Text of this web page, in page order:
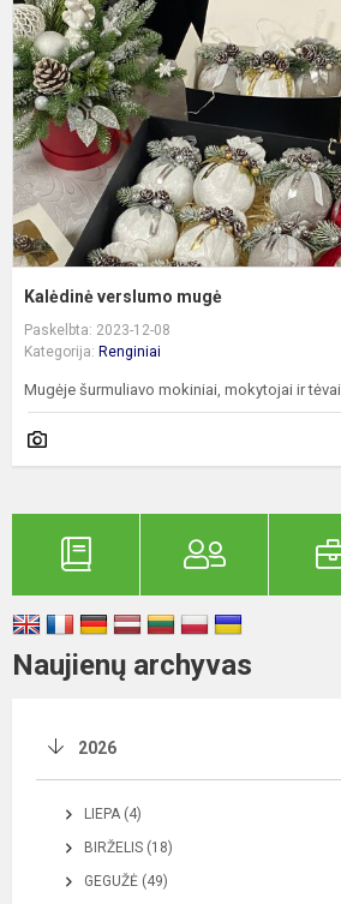
Kalėdinė verslumo mugė
Paskelbta: 2023-12-08
Kategorija: Renginiai
Mugėje šurmuliavo mokiniai, mokytojai ir tėvai
Naujienų archyvas
2026
LIEPA (4)
BIRŽELIS (18)
GEGUŽĖ (49)